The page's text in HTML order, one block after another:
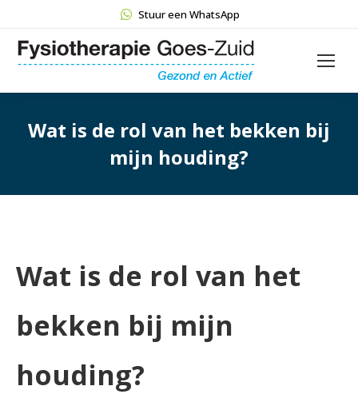
Stuur een WhatsApp
Wat is de rol van het bekken bij
mijn houding?
Wat is de rol van het
bekken bij mijn
houding?